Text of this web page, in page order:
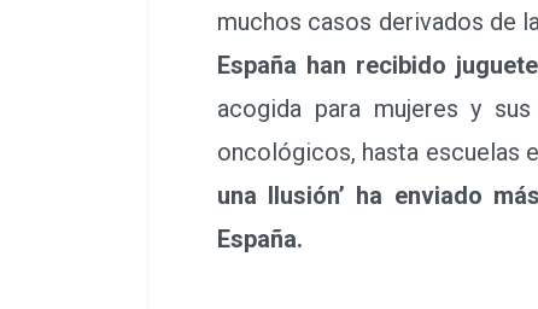
muchos casos derivados de
España han recibido
acogida para mujeres y
oncológicos, hasta escuelas
una Ilusión’ ha enviado
España.